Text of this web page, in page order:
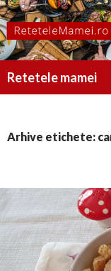
Retetele mamei
Arhive etichete: